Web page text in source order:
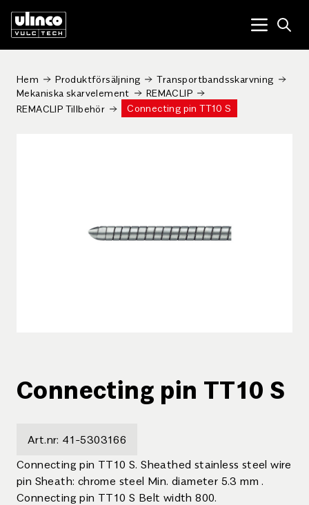
Menu
Hem Produktförsäljning
Transportbandsskarvning
Mekaniska skarvelement
REMACLIP
REMACLIP Tillbehör
Connecting pin TT10 S
Connecting pin TT10 S
Art.nr: 41-5303166
Connecting pin TT10 S. Sheathed stainless steel wire
pin Sheath: chrome steel Min. diameter 5.3 mm .
Connecting pin TT10 S Belt width 800.